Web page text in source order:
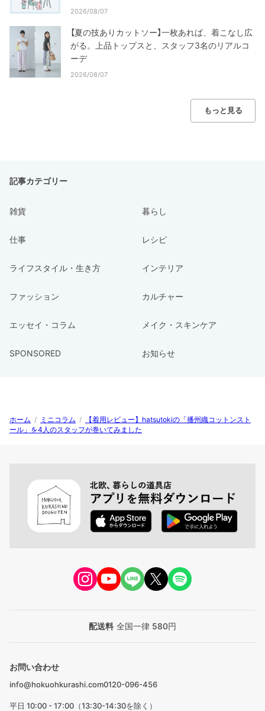
2026/08/07
【夏の技ありカットソー】一枚あれば、着こなし広
がる。上品トップスと、スタッフ3名のリアルコ
ーデ
2026/08/07
もっと見る
記事カテゴリー
雑貨 暮らし
仕事 レシピ
ライフスタイル・生き方 インテリア
ファッション カルチャー
エッセイ・コラム メイク・スキンケア
SPONSORED お知らせ
ホーム / ミニコラム /
【着用レビュー】hatsutokiの「播州織コットンスト
ール」を4人のスタッフが巻いてみました
配送料 全国一律 580円
お問い合わせ
info@hokuohkurashi.com0120-096-456
平日 10:00 - 17:00（13:30-14:30を除く）